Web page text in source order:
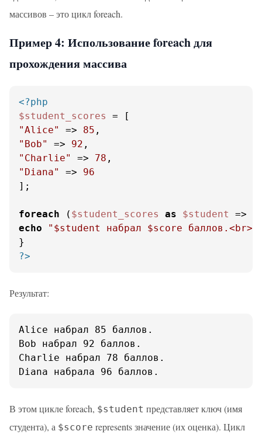
массивов – это цикл foreach.
Пример 4: Использование foreach для
прохождения массива
<?php
$student_scores
"Alice"
=> 85
"Bob"
=> 92
"Charlie"
=> 78
"Diana"
=> 96
];
foreach ( $student_scores as $student =>
echo
" $student набрал $score баллов.<br>"
?>
Результат:
Alice набрал 85 баллов.
Bob набрал 92 баллов.
Charlie набрал 78 баллов.
Diana набрала 96 баллов.
В этом цикле foreach, $student представляет ключ (имя
студента), а $score represents значение (их оценка). Цикл